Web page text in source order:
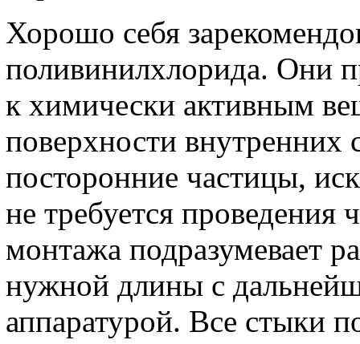
Хорошо себя
поливинилхлорида. Они
к химически активным
поверхности внутренних
посторонние частицы,
не требуется
монтажа подразумевает
нужной длины с
аппаратурой. Все стыки